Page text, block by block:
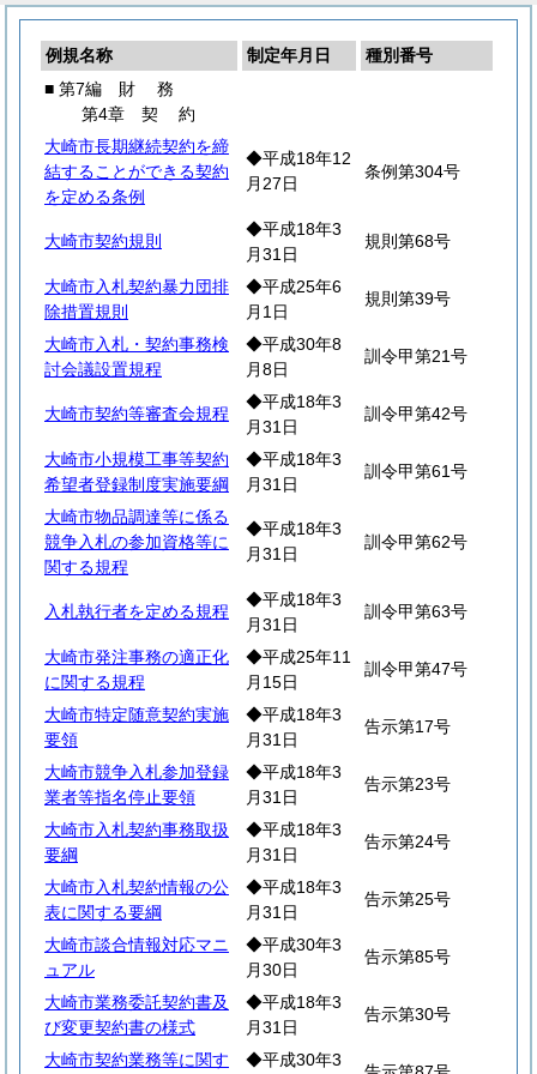
例規名称 制定年月日
種別番号
■ 第7編 財 務
第4章 契約
大崎市長期継続契約を締
結することができる契約
を定める条例
◆平成18年12
月27日
条例第304号
大崎市契約規則
◆平成18年3
月31日
規則第68号
大崎市入札契約暴力団排
除措置規則
◆平成25年6
月1日
規則第39号
大崎市入札・契約事務検
討会議設置規程
◆平成30年8
月8日
訓令甲第21号
大崎市契約等審査会規程
◆平成18年3
月31日
訓令甲第42号
大崎市小規模工事等契約
希望者登録制度実施要綱
◆平成18年3
月31日
訓令甲第61号
大崎市物品調達等に係る
競争入札の参加資格等に
関する規程
◆平成18年3
月31日
訓令甲第62号
入札執行者を定める規程
◆平成18年3
月31日
訓令甲第63号
大崎市発注事務の適正化
に関する規程
◆平成25年11
月15日
訓令甲第47号
大崎市特定随意契約実施
要領
◆平成18年3
月31日
告示第17号
大崎市競争入札参加登録
業者等指名停止要領
◆平成18年3
月31日
告示第23号
大崎市入札契約事務取扱
要綱
◆平成18年3
月31日
告示第24号
大崎市入札契約情報の公
表に関する要綱
◆平成18年3
月31日
告示第25号
大崎市談合情報対応マニ
ュアル
◆平成30年3
月30日
告示第85号
大崎市業務委託契約書及
び変更契約書の様式
◆平成18年3
月31日
告示第30号
大崎市契約業務等に関す ◆平成30年3